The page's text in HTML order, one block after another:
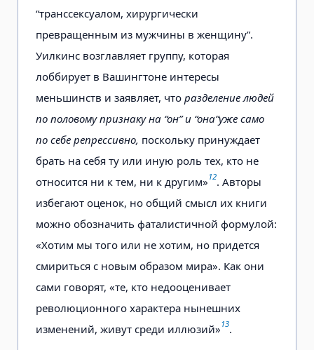
“транссексуалом, хирургически
превращенным из мужчины в женщину”.
Уилкинс возглавляет группу, которая
лоббирует в Вашингтоне интересы
меньшинств и заявляет, что разделение людей
по половому признаку на “он” и “она”уже само
по себе репрессивно, поскольку принуждает
брать на себя ту или иную роль тех, кто не
относится ни к тем, ни к другим»12. Авторы
избегают оценок, но общий смысл их книги
можно обозначить фаталистичной формулой:
«Хотим мы того или не хотим, но придется
смириться с новым образом мира». Как они
сами говорят, «те, кто недооценивает
революционного характера нынешних
изменений, живут среди иллюзий»13.